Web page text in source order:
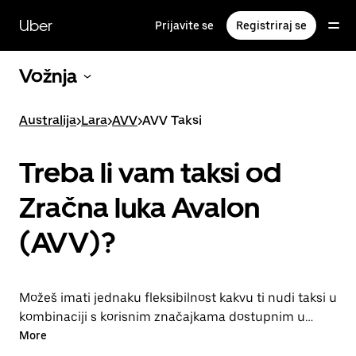
glavni
sadržaj
Uber Prijavite se Registriraj se
Vožnja
Australija>Lara>AVV>AVV Taksi
Treba li vam taksi od
Zračna luka Avalon
(AVV)?
Možeš imati jednaku fleksibilnost kakvu ti nudi taksi u
kombinaciji s korisnim značajkama dostupnim u
aplikaciji Uber, pa za vožnju do ili iz zračne luke AVV
More